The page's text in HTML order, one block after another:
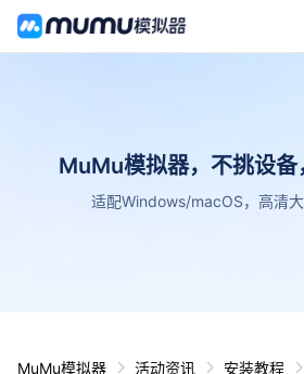
MuMu模拟器，不挑设备
适配Windows/macOS，高清
MuMu模拟器 活动资讯 安装教程